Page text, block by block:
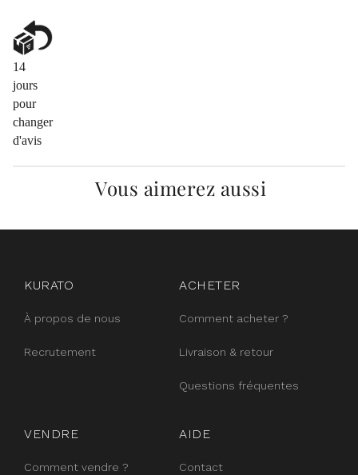
14
jours
pour
changer
d'avis
Vous aimerez aussi
KURATO
À propos de nous
Recrutement
ACHETER
Comment acheter ?
Livraison & retour
Questions fréquentes
VENDRE
Comment vendre ?
AIDE
Contact
instagram
facebook